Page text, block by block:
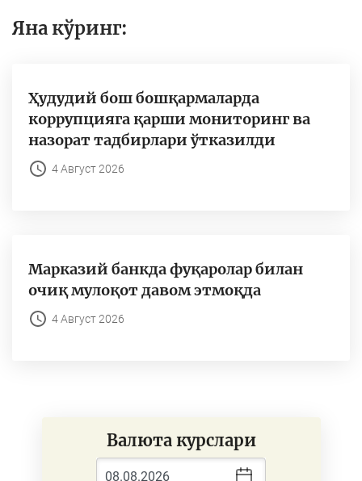
Яна кўринг:
Ҳудудий бош бошқармаларда
коррупцияга қарши мониторинг ва
назорат тадбирлари ўтказилди
4 Август 2026
Марказий банкда фуқаролар билан
очиқ мулоқот давом этмоқда
4 Август 2026
Валюта курслари